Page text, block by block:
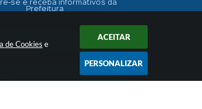
de Cookies e
ACEITAR
PERSONALIZAR
se e receba informativos da
Prefeitura